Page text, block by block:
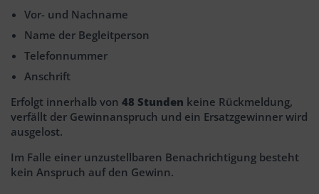
Vor- und Nachname
Name der Begleitperson
Telefonnummer
Anschrift
Erfolgt innerhalb von 48 Stunden keine Rückmeldung,
verfällt der Gewinnanspruch und ein Ersatzgewinner wird
ausgelost.
Im Falle einer unzustellbaren Benachrichtigung besteht
kein Anspruch auf den Gewinn.